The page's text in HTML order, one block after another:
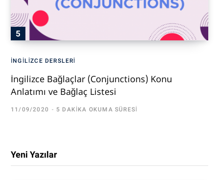
İNGILIZCE DERSLERI
İngilizce Bağlaçlar (Conjunctions) Konu
Anlatımı ve Bağlaç Listesi
11/09/2020 5 DAKIKA OKUMA SÜRESI
Yeni Yazılar